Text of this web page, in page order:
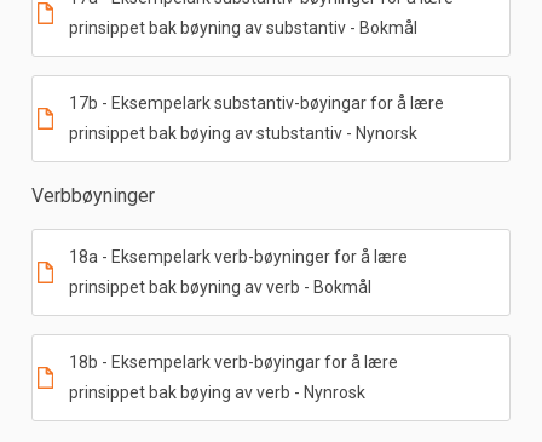
prinsippet bak bøyning av substantiv - Bokmål
17b - Eksempelark substantiv-bøyingar for å lære
prinsippet bak bøying av stubstantiv - Nynorsk
Verbbøyninger
18a - Eksempelark verb-bøyninger for å lære
prinsippet bak bøyning av verb - Bokmål
18b - Eksempelark verb-bøyingar for å lære
prinsippet bak bøying av verb - Nynrosk